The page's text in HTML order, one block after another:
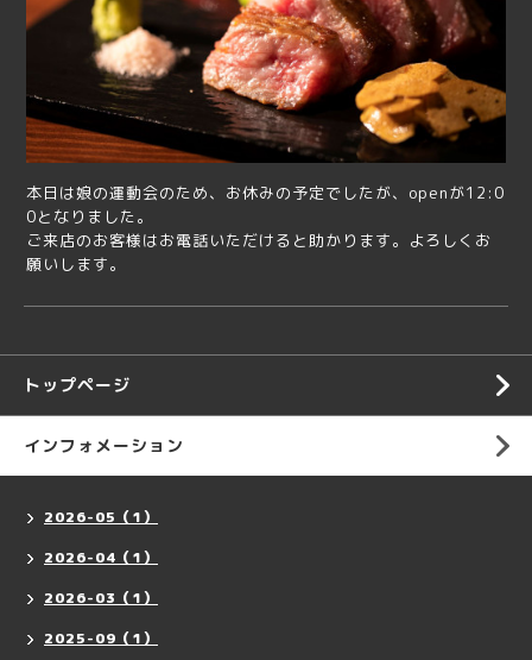
本日は娘の運動会のため、お休みの予定でしたが、openが12:0
0となりました。
ご来店のお客様はお電話いただけると助かります。よろしくお
願いします。
トップページ
インフォメーション
2026-05（1）
2026-04（1）
2026-03（1）
2025-09（1）